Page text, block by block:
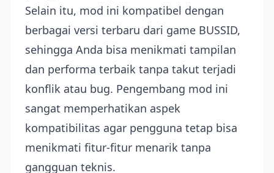
Selain itu, mod ini kompatibel dengan
berbagai versi terbaru dari game BUSSID,
sehingga Anda bisa menikmati tampilan
dan performa terbaik tanpa takut terjadi
konflik atau bug. Pengembang mod ini
sangat memperhatikan aspek
kompatibilitas agar pengguna tetap bisa
menikmati fitur-fitur menarik tanpa
gangguan teknis.